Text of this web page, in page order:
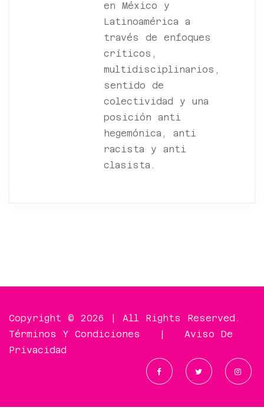
en México y
Latinoamérica a
través de enfoques
críticos,
multidisciplinarios,
sentido de
colectividad y una
posición anti
hegemónica, anti
racista y anti
clasista.
Copyright © 2026 | All Rights Reserved.
Términos Y Condiciones
Aviso De
Privacidad